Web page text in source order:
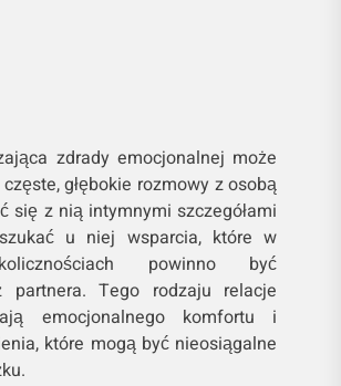
zdrady emocjonalnej może
głębokie rozmowy z osobą
się z nią intymnymi szczegółami
u niej wsparcia, które w
powinno być
partnera. Tego rodzaju relacje
emocjonalnego komfortu i
które mogą być nieosiągalne